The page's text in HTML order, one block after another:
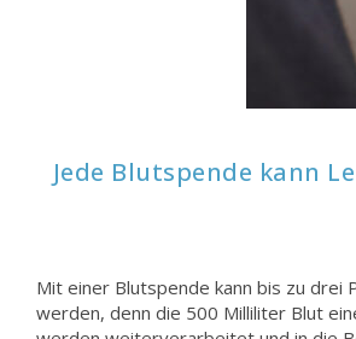
Jede Blutspende kann
Mit einer Blutspende kann bis zu drei
werden, denn die 500 Milliliter Blut
sogenannte Transfusion – gilt, dass
Vollblutspenden gewonnenen